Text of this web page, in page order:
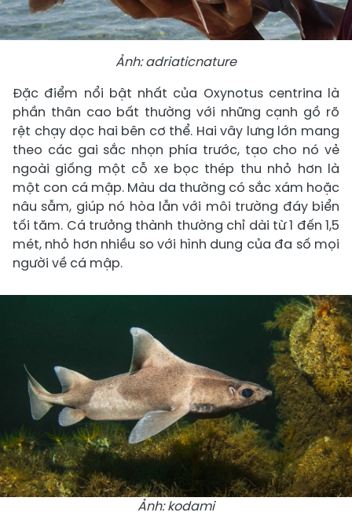
Ảnh: adriaticnature
Đặc điểm nổi bật nhất của Oxynotus centrina là
phần thân cao bất thường với những cạnh gồ rõ
rệt chạy dọc hai bên cơ thể. Hai vây lưng lớn mang
theo các gai sắc nhọn phía trước, tạo cho nó vẻ
ngoài giống một cỗ xe bọc thép thu nhỏ hơn là
một con cá mập. Màu da thường có sắc xám hoặc
nâu sẫm, giúp nó hòa lẫn với môi trường đáy biển
tối tăm. Cá trưởng thành thường chỉ dài từ 1 đến 1,5
mét, nhỏ hơn nhiều so với hình dung của đa số mọi
người về cá mập.
Ảnh: kodami